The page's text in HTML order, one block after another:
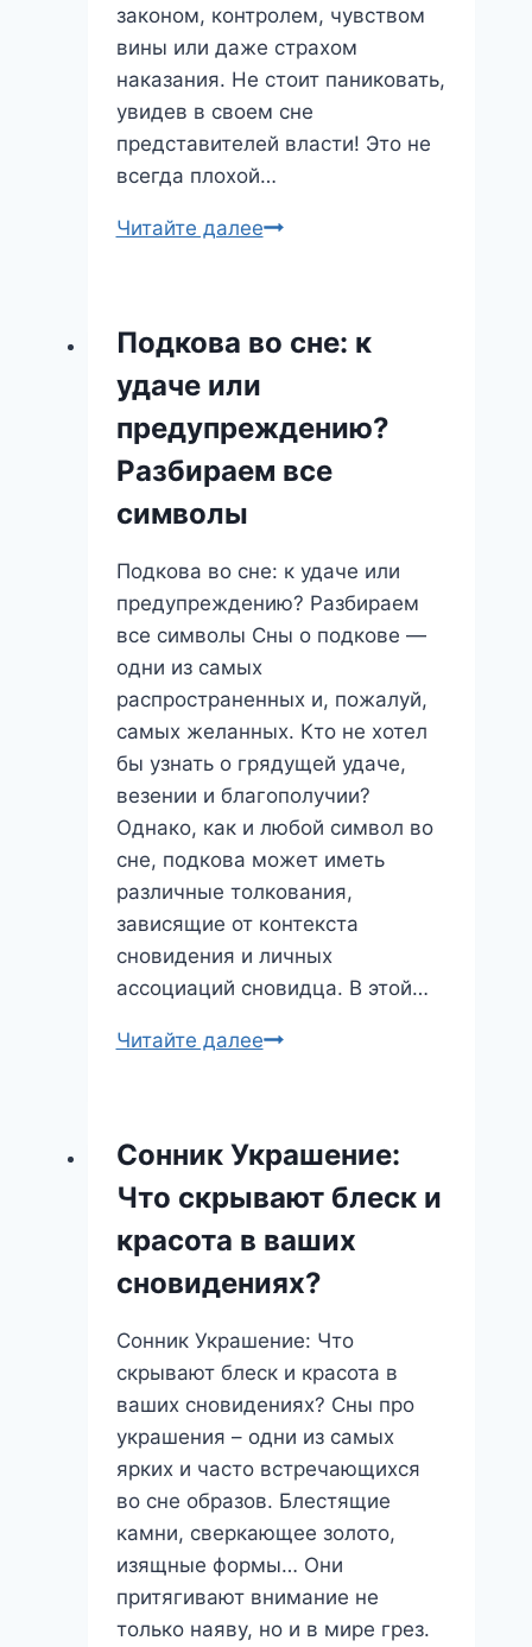
законом, контролем, чувством
вины или даже страхом
наказания. Не стоит паниковать,
увидев в своем сне
представителей власти! Это не
всегда плохой…
Читайте далееСнится
значит?
сон
от
А
Подкова во сне: к
удаче или
предупреждению?
Разбираем все
символы
Подкова во сне: к удаче или
предупреждению? Разбираем
все символы Сны о подкове —
одни из самых
распространенных и, пожалуй,
самых желанных. Кто не хотел
бы узнать о грядущей удаче,
везении и благополучии?
Однако, как и любой символ во
сне, подкова может иметь
различные толкования,
зависящие от контекста
сновидения и личных
ассоциаций сновидца. В этой…
Читайте далееПодкова
удаче
или
предупреждению?
все
символы
Сонник Украшение:
Что скрывают блеск и
красота в ваших
сновидениях?
Сонник Украшение: Что
скрывают блеск и красота в
ваших сновидениях? Сны про
украшения – одни из самых
ярких и часто встречающихся
во сне образов. Блестящие
камни, сверкающее золото,
изящные формы… Они
притягивают внимание не
только наяву, но и в мире грез.